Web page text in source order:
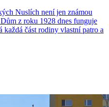
Nuslích není jen známou
z roku 1928 dnes funguje
část rodiny vlastní patro a